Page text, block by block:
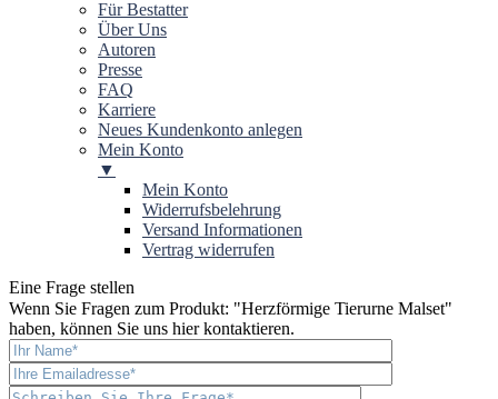
Für Bestatter
Über Uns
Autoren
Presse
FAQ
Karriere
Neues Kundenkonto anlegen
Mein Konto
▼
Mein Konto
Widerrufsbelehrung
Versand Informationen
Vertrag widerrufen
Eine Frage stellen
Wenn Sie Fragen zum Produkt: "Herzförmige Tierurne Malset"
haben, können Sie uns hier kontaktieren.